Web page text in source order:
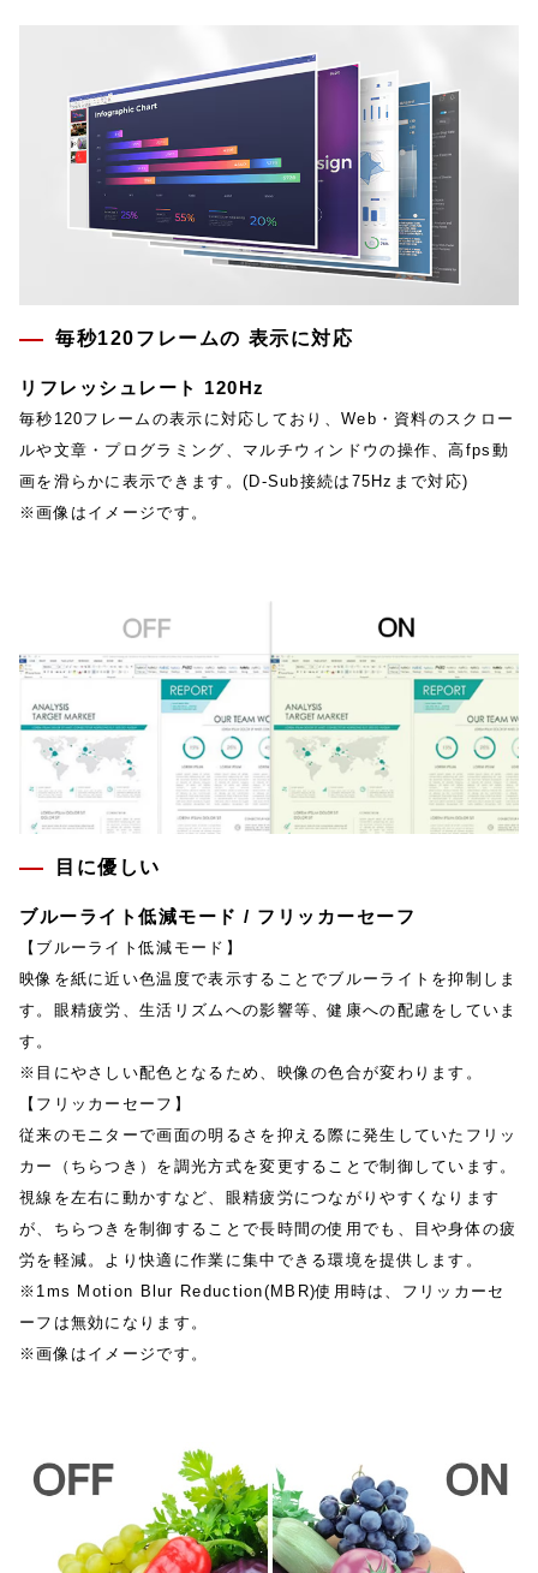
毎秒120フレームの 表示に対応
リフレッシュレート 120Hz
毎秒120フレームの表示に対応しており、Web・資料のスクロー
ルや文章・プログラミング、マルチウィンドウの操作、高fps動
画を滑らかに表示できます。(D-Sub接続は75Hzまで対応)
※画像はイメージです。
目に優しい
ブルーライト低減モード / フリッカーセーフ
【ブルーライト低減モード】
映像を紙に近い色温度で表示することでブルーライトを抑制しま
す。眼精疲労、生活リズムへの影響等、健康への配慮をしていま
す。
※目にやさしい配色となるため、映像の色合が変わります。
【フリッカーセーフ】
従来のモニターで画面の明るさを抑える際に発生していたフリッ
カー（ちらつき）を調光方式を変更することで制御しています。
視線を左右に動かすなど、眼精疲労につながりやすくなります
が、ちらつきを制御することで長時間の使用でも、目や身体の疲
労を軽減。より快適に作業に集中できる環境を提供します。
※1ms Motion Blur Reduction(MBR)使用時は、フリッカーセ
ーフは無効になります。
※画像はイメージです。